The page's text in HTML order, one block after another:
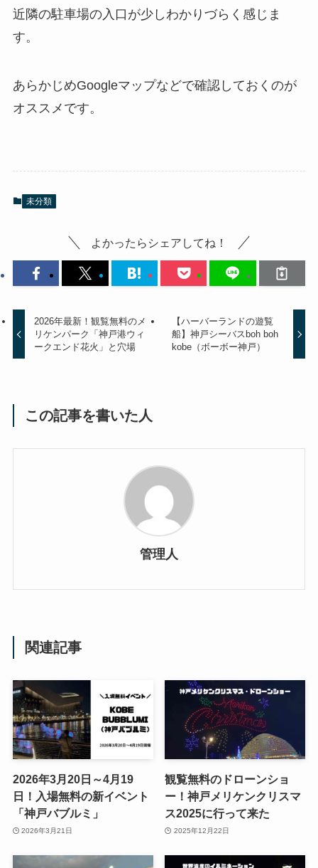
近隣の駐車場の入口が少しわかりづらく感じま
す。
あらかじめGoogleマップなどで確認しておくのが
オススメです。
未分類
よかったらシェアしてね！
2026年最新！観覧無料のメ
リケンパーク「神戸港ウィ
ークエンド花火」と穴場
【ハーバーランドの遊覧
船】神戸シーバスboh boh
kobe（ボーボー神戸）
この記事を書いた人
管理人
関連記事
2026年3月20日～4月19
日！入場無料の新イベント
「神戸バブルミ」
2026年3月21日
観覧無料のドローンショ
ー！神戸メリケンクリスマ
ス2025に行って来た
2025年12月22日